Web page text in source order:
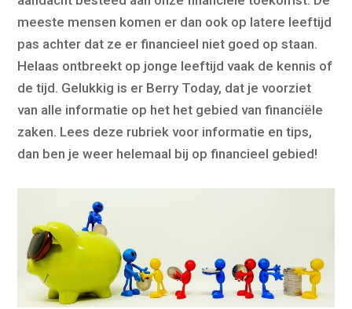
meeste mensen komen er dan ook op latere leeftijd
pas achter dat ze er financieel niet goed op staan.
Helaas ontbreekt op jonge leeftijd vaak de kennis of
de tijd. Gelukkig is er Berry Today, dat je voorziet
van alle informatie op het het gebied van financiële
zaken. Lees deze rubriek voor informatie en tips,
dan ben je weer helemaal bij op financieel gebied!